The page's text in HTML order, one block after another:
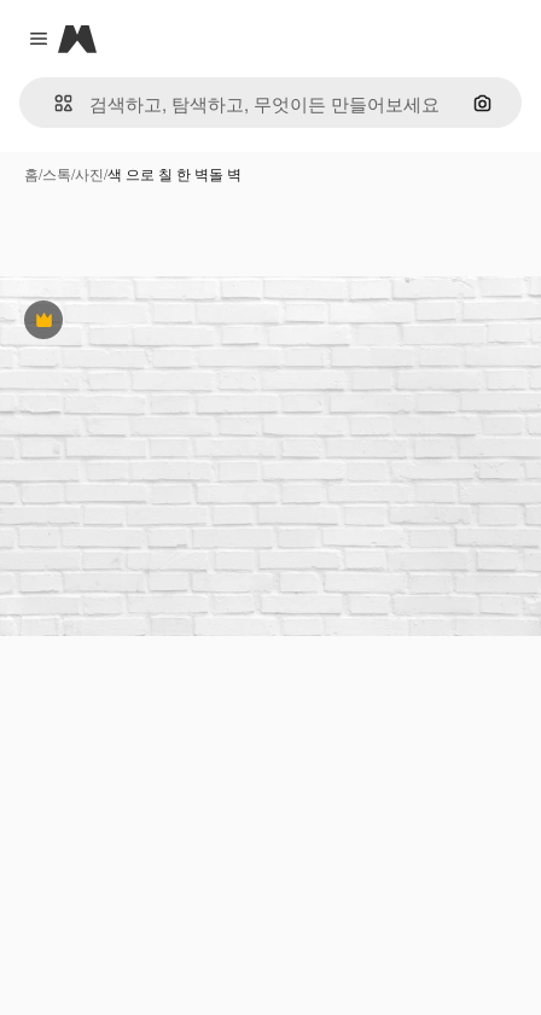
Close menu
Magnific
이미지
홈/스톡/사진/색 으로 칠 한 벽돌 벽
프리미엄